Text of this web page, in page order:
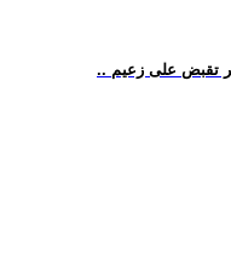
تقبض على زعيم